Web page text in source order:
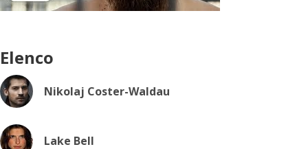
Elenco
Nikolaj Coster-Waldau
Lake Bell